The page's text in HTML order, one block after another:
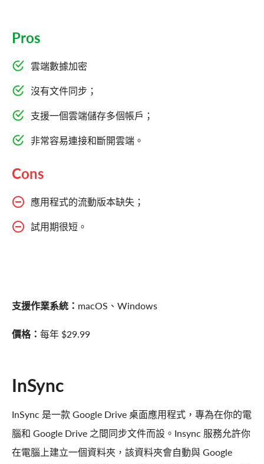
Pros
雲端數據加密
沒有文件同步；
支援一個雲端儲存多個帳戶；
非常容易連接和斷開雲端。
Cons
應用程式的流動版本缺失；
試用期很短。
支援作業系統： macOS、Windows
價格： 每年 $29.99
InSync
InSync 是一款 Google Drive 桌面應用程式，專為在你的電
腦和 Google Drive 之間同步文件而設。Insync 服務允許你
在電腦上建立一個資料夾，該資料夾會自動與 Google